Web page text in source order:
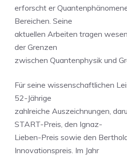
erforscht er
Bereichen. Seine
aktuellen Arbeiten tragen
der Grenzen
zwischen Quantenphysik und
Für seine wissenschaftlichen
52-Jährige
zahlreiche Auszeichnungen,
START-Preis, den Ignaz-
Lieben-Preis sowie den
Innovationspreis. Im Jahr